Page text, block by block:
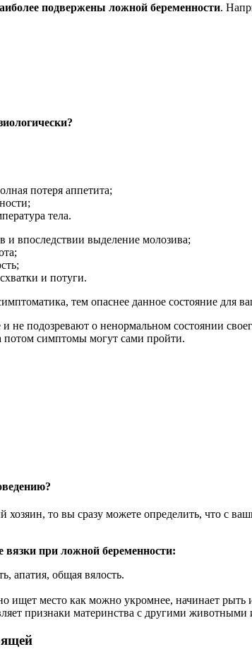
подвержены ложной беременности.
потеря аппетита;
тела.
и впоследствии выделение молозива;
и потуги.
тем опаснее данное состояние для
не подозревают о ненормальном состоянии
потом симптомы могут сами пройти.
то вы сразу можете определить, что с
вязки при ложной беременности:
апатия, общая вялость.
ищет место как можно укромнее, начинает рыть
признаки материнства с другими